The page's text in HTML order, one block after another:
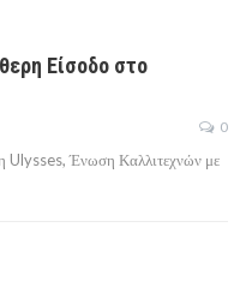
Είσοδο στο
0
Ulysses, Ένωση Καλλιτεχνών με